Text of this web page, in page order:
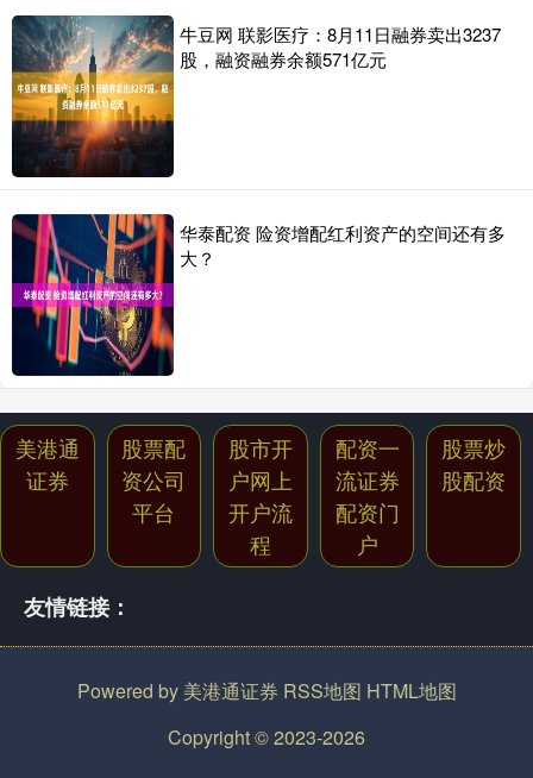
牛豆网 联影医疗：8月11日融券卖出3237
股，融资融券余额571亿元
华泰配资 险资增配红利资产的空间还有多
大？
美港通
证券
股票配
资公司
平台
股市开
户网上
开户流
程
配资一
流证券
配资门
户
股票炒
股配资
友情链接：
Powered by 美港通证券 RSS地图 HTML地图
Copyright© 2023-2026